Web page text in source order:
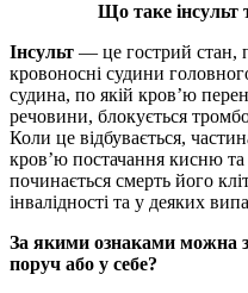
Що таке інсульт
Інсульт — це гострий стан,
кровоносні судини
судина, по якій кров’ю
речовини, блокується
Коли це відбувається,
кров’ю постачання кисню
починається смерть його
інвалідності та у деяких
За якими ознаками можна
поруч або у себе?